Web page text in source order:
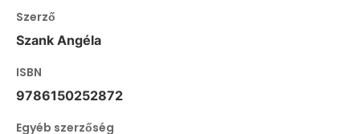
Szerző
Szank Angéla
ISBN
9786150252872
Egyéb szerzőség